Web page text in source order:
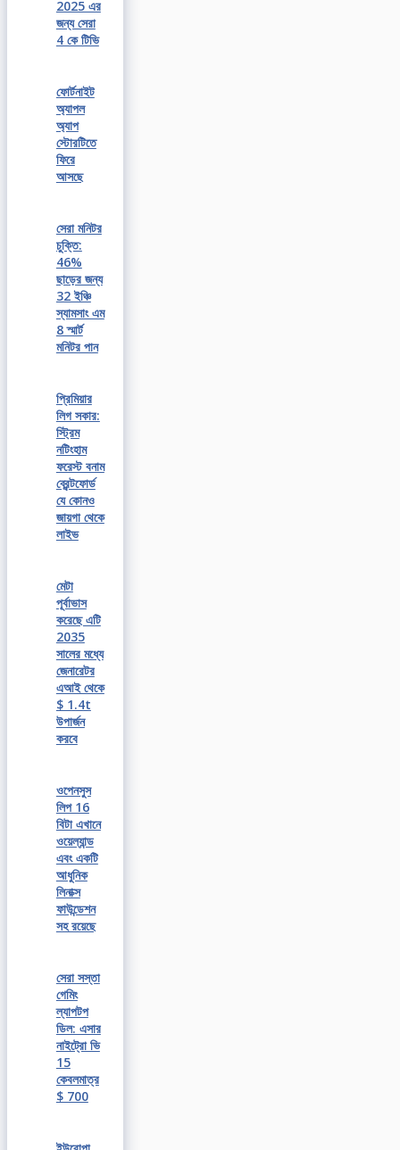
2025 এর
জন্য সেরা
4 কে টিভি
ফোর্টনাইট
অ্যাপল
অ্যাপ
স্টোরটিতে
ফিরে
আসছে
সেরা মনিটর
চুক্তি:
46%
ছাড়ের জন্য
32 ইঞ্চি
স্যামসাং এম
8 স্মার্ট
মনিটর পান
প্রিমিয়ার
লিগ সকার:
স্ট্রিম
নটিংহাম
ফরেস্ট বনাম
ব্রেন্টফোর্ড
যে কোনও
জায়গা থেকে
লাইভ
মেটা
পূর্বাভাস
করেছে এটি
2035
সালের মধ্যে
জেনারেটর
এআই থেকে
$ 1.4t
উপার্জন
করবে
ওপেনসুস
লিপ 16
বিটা এখানে
ওয়েল্যান্ড
এবং একটি
আধুনিক
লিনাক্স
ফাউন্ডেশন
সহ রয়েছে
সেরা সস্তা
গেমিং
ল্যাপটপ
ডিল: এসার
নাইট্রো ভি
15
কেবলমাত্র
$ 700